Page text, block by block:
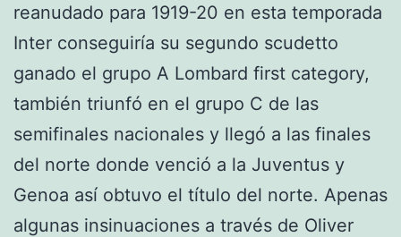
reanudado para 1919-20 en esta temporada
Inter conseguiría su segundo scudetto
ganado el grupo A Lombard first category,
también triunfó en el grupo C de las
semifinales nacionales y llegó a las finales
del norte donde venció a la Juventus y
Genoa así obtuvo el título del norte. Apenas
algunas insinuaciones a través de Oliver